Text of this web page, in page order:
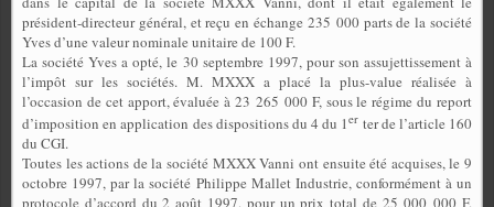
président-directeur général, et reçu en échange 235 000 parts de la société
Yves d’une valeur nominale unitaire de 100 F.
La société Yves a opté, le 30 septembre 1997, pour son assujettissement à
l’impôt sur les sociétés. M. MXXX a placé la plus-value réalisée à
l’occasion de cet apport, évaluée à 23 265 000 F, sous le régime du report
d’imposition en application des dispositions du 4 du 1er ter de l’article 160
du CGI.
Toutes les actions de la société MXXX Vanni ont ensuite été acquises, le 9
octobre 1997, par la société Philippe Mallet Industrie, conformément à un
protocole d’accord du 2 août 1997, pour un prix total de 25 000 000 F,